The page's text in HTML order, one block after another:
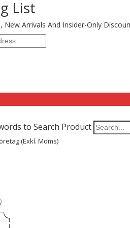
List
New Arrivals And Insider-Only
to Search Product
(exkl. Moms)